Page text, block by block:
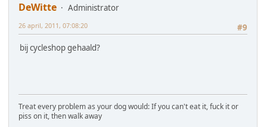
DeWitte
Administrator
#9
26 april, 2011, 07:08:20
bij cycleshop gehaald?
Treat every problem as your dog would: If you can't eat it, fuck it or
piss on it, then walk away